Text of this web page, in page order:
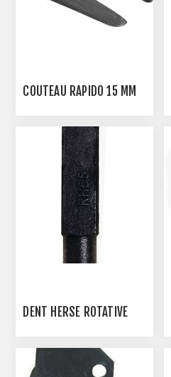
COUTEAU RAPIDO 15 MM
DENT HERSE ROTATIVE